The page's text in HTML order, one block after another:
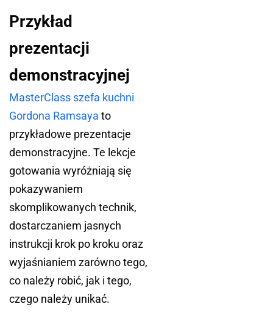
Przykład
prezentacji
demonstracyjnej
MasterClass szefa kuchni
Gordona Ramsaya to
przykładowe prezentacje
demonstracyjne. Te lekcje
gotowania wyróżniają się
pokazywaniem
skomplikowanych technik,
dostarczaniem jasnych
instrukcji krok po kroku oraz
wyjaśnianiem zarówno tego,
co należy robić, jak i tego,
czego należy unikać.